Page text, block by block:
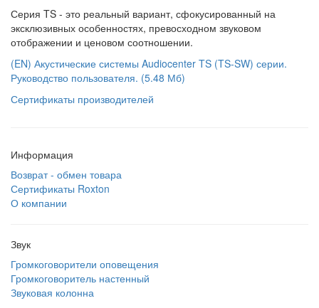
Серия TS - это реальный вариант, сфокусированный на
эксклюзивных особенностях, превосходном звуковом
отображении и ценовом соотношении.
(EN) Акустические системы Audiocenter TS (TS-SW) серии.
Руководство пользователя. (5.48 Мб)
Сертификаты производителей
Информация
Возврат - обмен товара
Сертификаты Roxton
О компании
Звук
Громкоговорители оповещения
Громкоговоритель настенный
Звуковая колонна